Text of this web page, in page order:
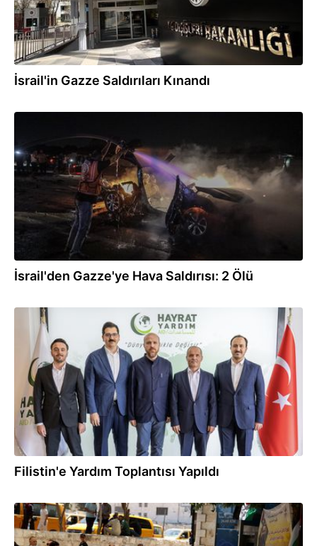
İsrail'in Gazze Saldırıları Kınandı
İsrail'den Gazze'ye Hava Saldırısı: 2 Ölü
03.08.2026
Filistin'e Yardım Toplantısı Yapıldı
03.08.2026